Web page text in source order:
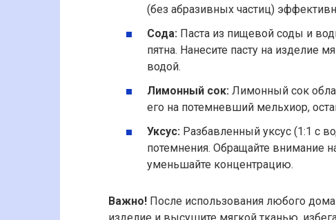
(без абразивных частиц)
Сода: Паста из пищевой соды и
пятна. Нанесите пасту на изделие
водой.
Лимонный сок: Лимонный сок
его на потемневший мельхиор,
Уксус: Разбавленный уксус (1:1 с
потемнения. Обращайте внимание
уменьшайте концентрацию.
Важно! После использования любого